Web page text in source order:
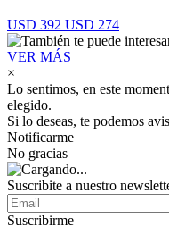
USD 392 USD 274
VER MÁS
×
Lo sentimos, en este
elegido.
Si lo deseas, te podemos
Notificarme
No gracias
Suscribite a nuestro
Suscribirme